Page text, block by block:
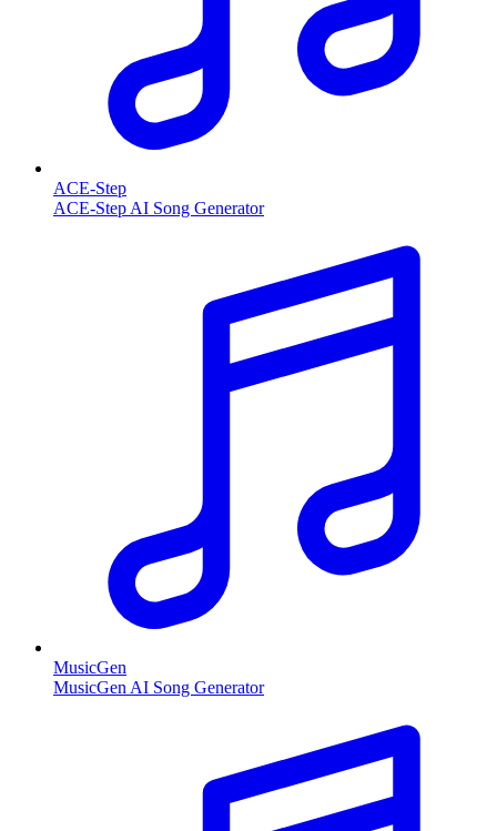
ACE-Step
ACE-Step AI Song Generator
MusicGen
MusicGen AI Song Generator